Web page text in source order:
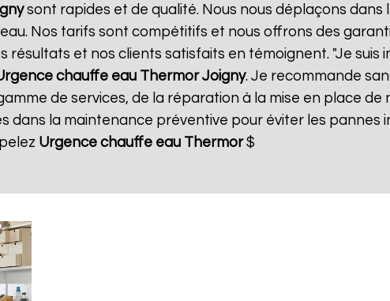
sont rapides et de qualité. Nous nous déplaçons dans
Nos tarifs sont compétitifs et nous offrons des
résultats et nos clients satisfaits en témoignent. "Je suis
chauffe eau Thermor Joigny. Je recommande
de services, de la réparation à la mise en place de
dans la maintenance préventive pour éviter les pannes
Urgence chauffe eau Thermor$